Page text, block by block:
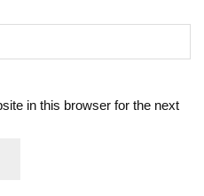
in this browser for the next